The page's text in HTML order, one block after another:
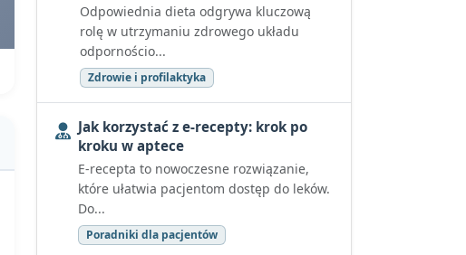
Odpowiednia dieta odgrywa kluczową
rolę w utrzymaniu zdrowego układu
odpornościo...
Zdrowie i profilaktyka
Jak korzystać z e-recepty: krok po
kroku w aptece
E-recepta to nowoczesne rozwiązanie,
które ułatwia pacjentom dostęp do leków.
Do...
Poradniki dla pacjentów